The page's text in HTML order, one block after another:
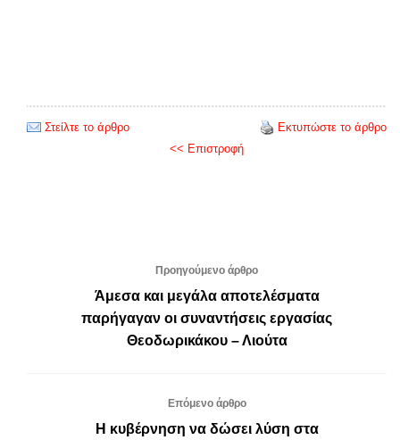
Στείλτε το άρθρο
Εκτυπώστε το άρθρο
<< Επιστροφή
Προηγούμενο άρθρο
Άμεσα και μεγάλα αποτελέσματα
παρήγαγαν οι συναντήσεις εργασίας
Θεοδωρικάκου – Λιούτα
Επόμενο άρθρο
Η κυβέρνηση να δώσει λύση στα